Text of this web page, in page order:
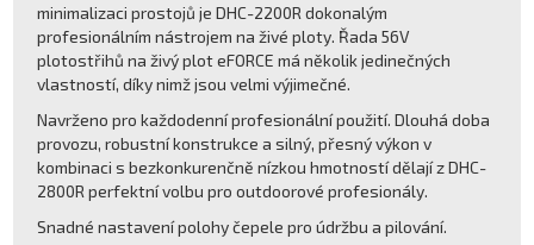
minimalizaci prostojů je DHC-2200R dokonalým
profesionálním nástrojem na živé ploty. Řada 56V
plotostřihů na živý plot eFORCE má několik jedinečných
vlastností, díky nimž jsou velmi výjimečné.
Navrženo pro každodenní profesionální použití. Dlouhá doba
provozu, robustní konstrukce a silný, přesný výkon v
kombinaci s bezkonkurenčně nízkou hmotností dělají z DHC-
2800R perfektní volbu pro outdoorové profesionály.
Snadné nastavení polohy čepele pro údržbu a pilování.